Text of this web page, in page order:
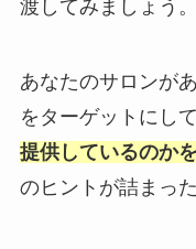
渡してみましょう。
あなたのサロンが
をターゲットにし
提供しているのか
のヒントが詰まっ